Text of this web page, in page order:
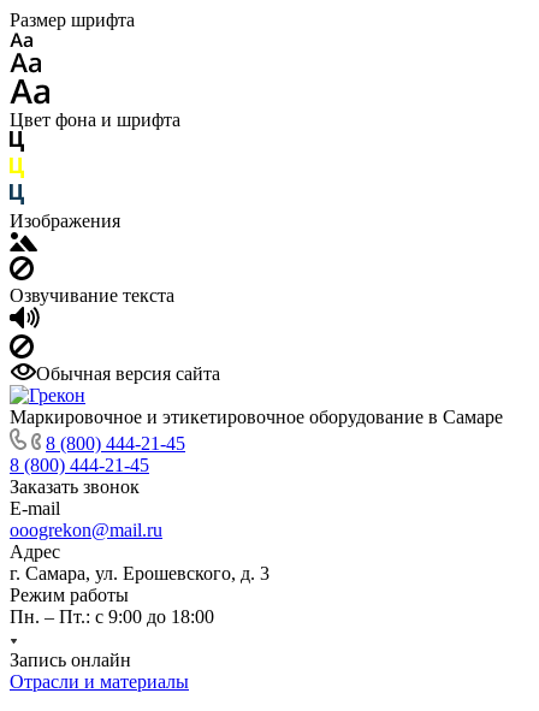
Размер шрифта
Цвет фона и шрифта
Изображения
Озвучивание текста
Обычная версия сайта
Маркировочное и этикетировочное оборудование в Самаре
8 (800) 444-21-45
8 (800) 444-21-45
Заказать звонок
E-mail
ooogrekon@mail.ru
Адрес
г. Самара, ул. Ерошевского, д. 3
Режим работы
Пн. – Пт.: с 9:00 до 18:00
Запись онлайн
Отрасли и материалы